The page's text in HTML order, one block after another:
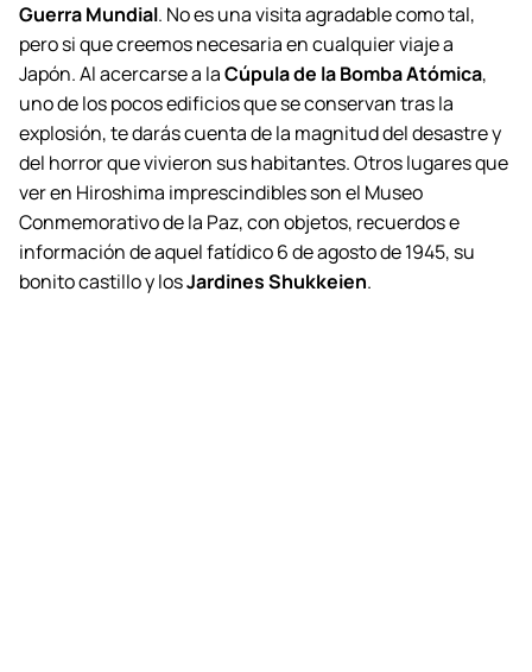
Guerra Mundial. No es una visita agradable como tal,
pero si que creemos necesaria en cualquier viaje a
Japón. Al acercarse a laCúpula de la Bomba Atómica,
uno de los pocos edificios que se conservan tras la
explosión, te darás cuenta de la magnitud del desastre y
del horror que vivieron sus habitantes. Otros lugares que
ver en Hiroshima imprescindibles son el Museo
Conmemorativo de la Paz, con objetos, recuerdos e
información de aquel fatídico 6 de agosto de 1945, su
bonito castillo y losJardines Shukkeien.